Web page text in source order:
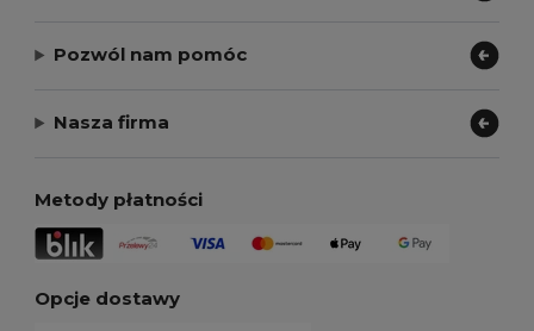
Pozwól nam pomóc
Nasza firma
Metody płatności
Opcje dostawy